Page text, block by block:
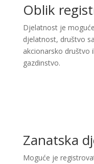
Oblik
Djelatnost je
djelatnost, društvo
akcionarsko društvo
gazdinstvo.
Zanatska
Moguće je